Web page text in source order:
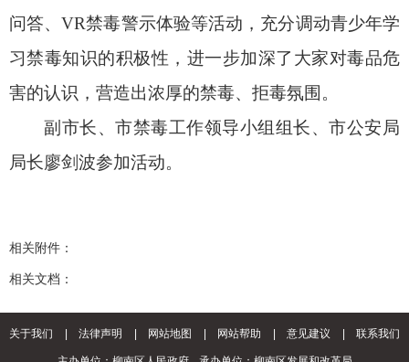
问答、VR禁毒警示体验等活动，充分调动青少年学
习禁毒知识的积极性，进一步加深了大家对毒品危
害的认识，营造出浓厚的禁毒、拒毒氛围。
副市长、市禁毒工作领导小组组长、市公安局
局长廖剑波参加活动。
相关附件：
相关文档：
关于我们 法律声明 网站地图 网站帮助 意见建议 联系我们